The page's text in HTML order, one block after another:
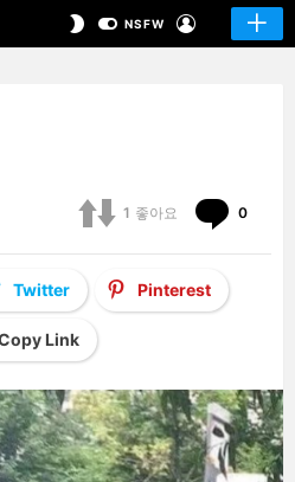
SWITCHNSFW
1 좋아요 0
Twitter Pinterest
Link